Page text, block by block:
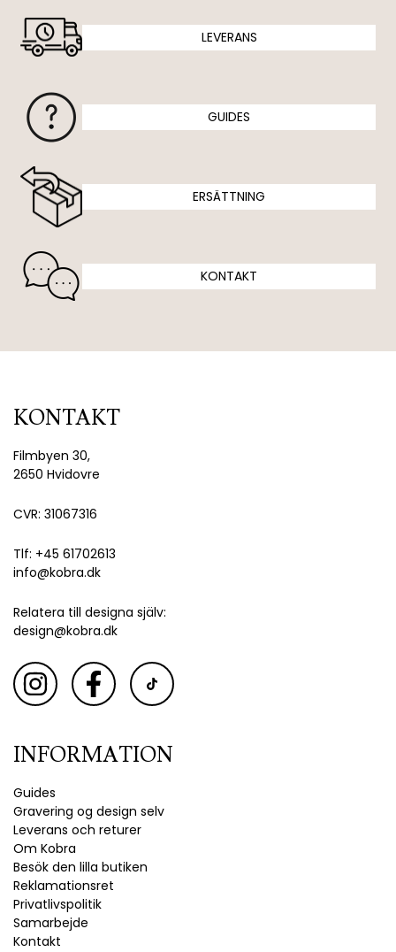
LEVERANS
GUIDES
ERSÄTTNING
KONTAKT
KONTAKT
Filmbyen 30,
2650 Hvidovre
CVR: 31067316
Tlf: +45 61702613
info@kobra.dk
Relatera till designa själv:
design@kobra.dk
INFORMATION
Guides
Gravering og design selv
Leverans och returer
Om Kobra
Besök den lilla butiken
Reklamationsret
Privatlivspolitik
Samarbejde
Kontakt